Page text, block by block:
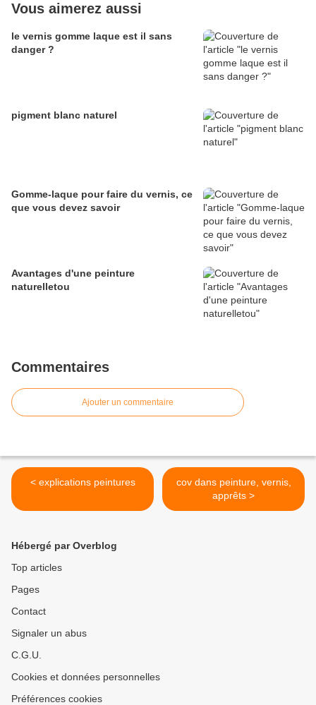
Vous aimerez aussi
le vernis gomme laque est il sans
danger ?
pigment blanc naturel
Gomme-laque pour faire du vernis, ce
que vous devez savoir
Avantages d'une peinture
naturelletou
Commentaires
Ajouter un commentaire
< explications peintures
cov dans peinture, vernis,
apprêts >
Hébergé par Overblog
Top articles
Pages
Contact
Signaler un abus
C.G.U.
Cookies et données personnelles
Préférences cookies